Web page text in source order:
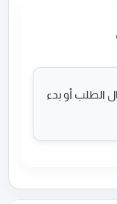
الطلب أو بدء